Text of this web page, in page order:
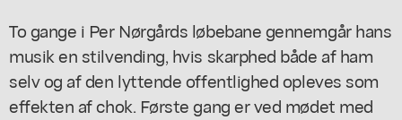
To gange i Per Nørgårds løbebane gennemgår hans
musik en stilvending, hvis skarphed både af ham
selv og af den lyttende offentlighed opleves som
effekten af chok. Første gang er ved mødet med